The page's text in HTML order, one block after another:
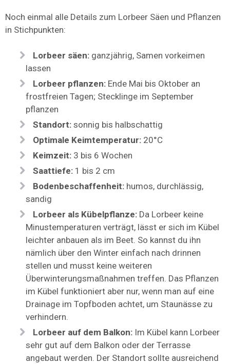
Noch einmal alle Details zum Lorbeer Säen und Pflanzen
in Stichpunkten:
Lorbeer säen: ganzjährig, Samen vorkeimen
lassen
Lorbeer pflanzen: Ende Mai bis Oktober an
frostfreien Tagen; Stecklinge im September
pflanzen
Standort: sonnig bis halbschattig
Optimale Keimtemperatur: 20°C
Keimzeit: 3 bis 6 Wochen
Saattiefe: 1 bis 2 cm
Bodenbeschaffenheit: humos, durchlässig,
sandig
Lorbeer als Kübelpflanze: Da Lorbeer keine
Minustemperaturen verträgt, lässt er sich im Kübel
leichter anbauen als im Beet. So kannst du ihn
nämlich über den Winter einfach nach drinnen
stellen und musst keine weiteren
Überwinterungsmaßnahmen treffen. Das Pflanzen
im Kübel funktioniert aber nur, wenn man auf eine
Drainage im Topfboden achtet, um Staunässe zu
verhindern.
Lorbeer auf dem Balkon: Im Kübel kann Lorbeer
sehr gut auf dem Balkon oder der Terrasse
angebaut werden. Der Standort sollte ausreichend